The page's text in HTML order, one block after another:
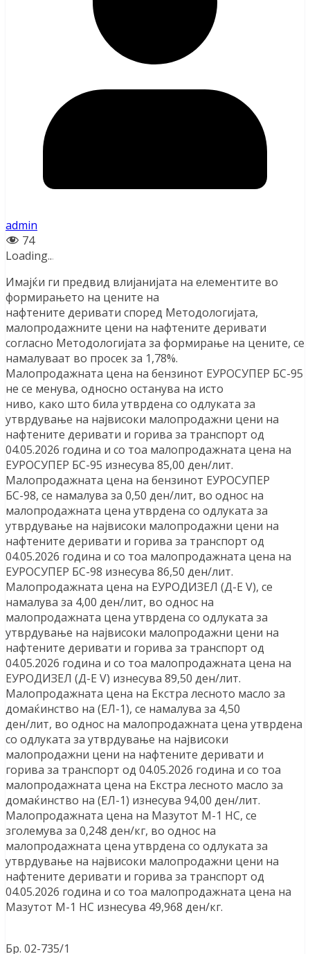
admin
74
Loading...
Имајќи ги предвид влијанијата на елементите во
формирањето на цените на
нафтените деривати според Методологијата,
малопродажните цени на нафтените деривати
согласно Методологијата за формирање на цените, се
намалуваат во просек за 1,78%.
Малопродажната цена на бензинот ЕУРОСУПЕР БС-95
не се менува, односно останува на исто
ниво, како што била утврдена со одлуката за
утврдување на највисоки малопродажни цени на
нафтените деривати и горива за транспорт од
04.05.2026 година и со тоа малопродажната цена на
ЕУРОСУПЕР БС-95 изнесува 85,00 ден/лит.
Малопродажната цена на бензинот ЕУРОСУПЕР
БС-98, се намалува за 0,50 ден/лит, во однос на
малопродажната цена утврдена со одлуката за
утврдување на највисоки малопродажни цени на
нафтените деривати и горива за транспорт од
04.05.2026 година и со тоа малопродажната цена на
ЕУРОСУПЕР БС-98 изнесува 86,50 ден/лит.
Малопродажната цена на ЕУРОДИЗЕЛ (Д-Е V), се
намалува за 4,00 ден/лит, во однос на
малопродажната цена утврдена со одлуката за
утврдување на највисоки малопродажни цени на
нафтените деривати и горива за транспорт од
04.05.2026 година и со тоа малопродажната цена на
ЕУРОДИЗЕЛ (Д-Е V) изнесува 89,50 ден/лит.
Малопродажната цена на Екстра лесното масло за
домаќинство на (ЕЛ-1), се намалува за 4,50
ден/лит, во однос на малопродажната цена утврдена
со одлуката за утврдување на највисоки
малопродажни цени на нафтените деривати и
горива за транспорт од 04.05.2026 година и со тоа
малопродажната цена на Екстра лесното масло за
домаќинство на (ЕЛ-1) изнесува 94,00 ден/лит.
Малопродажната цена на Мазутот М-1 НС, се
зголемува за 0,248 ден/кг, во однос на
малопродажната цена утврдена со одлуката за
утврдување на највисоки малопродажни цени на
нафтените деривати и горива за транспорт од
04.05.2026 година и со тоа малопродажната цена на
Мазутот М-1 НС изнесува 49,968 ден/кг.
Бр. 02-735/1